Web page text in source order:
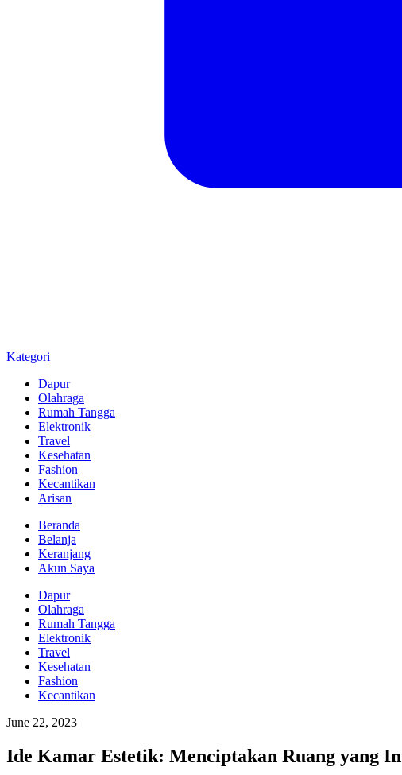
Kategori
Dapur
Olahraga
Rumah Tangga
Elektronik
Travel
Kesehatan
Fashion
Kecantikan
Arisan
Beranda
Belanja
Keranjang
Akun Saya
Dapur
Olahraga
Rumah Tangga
Elektronik
Travel
Kesehatan
Fashion
Kecantikan
June 22, 2023
Ide Kamar Estetik: Menciptakan Ruang yang